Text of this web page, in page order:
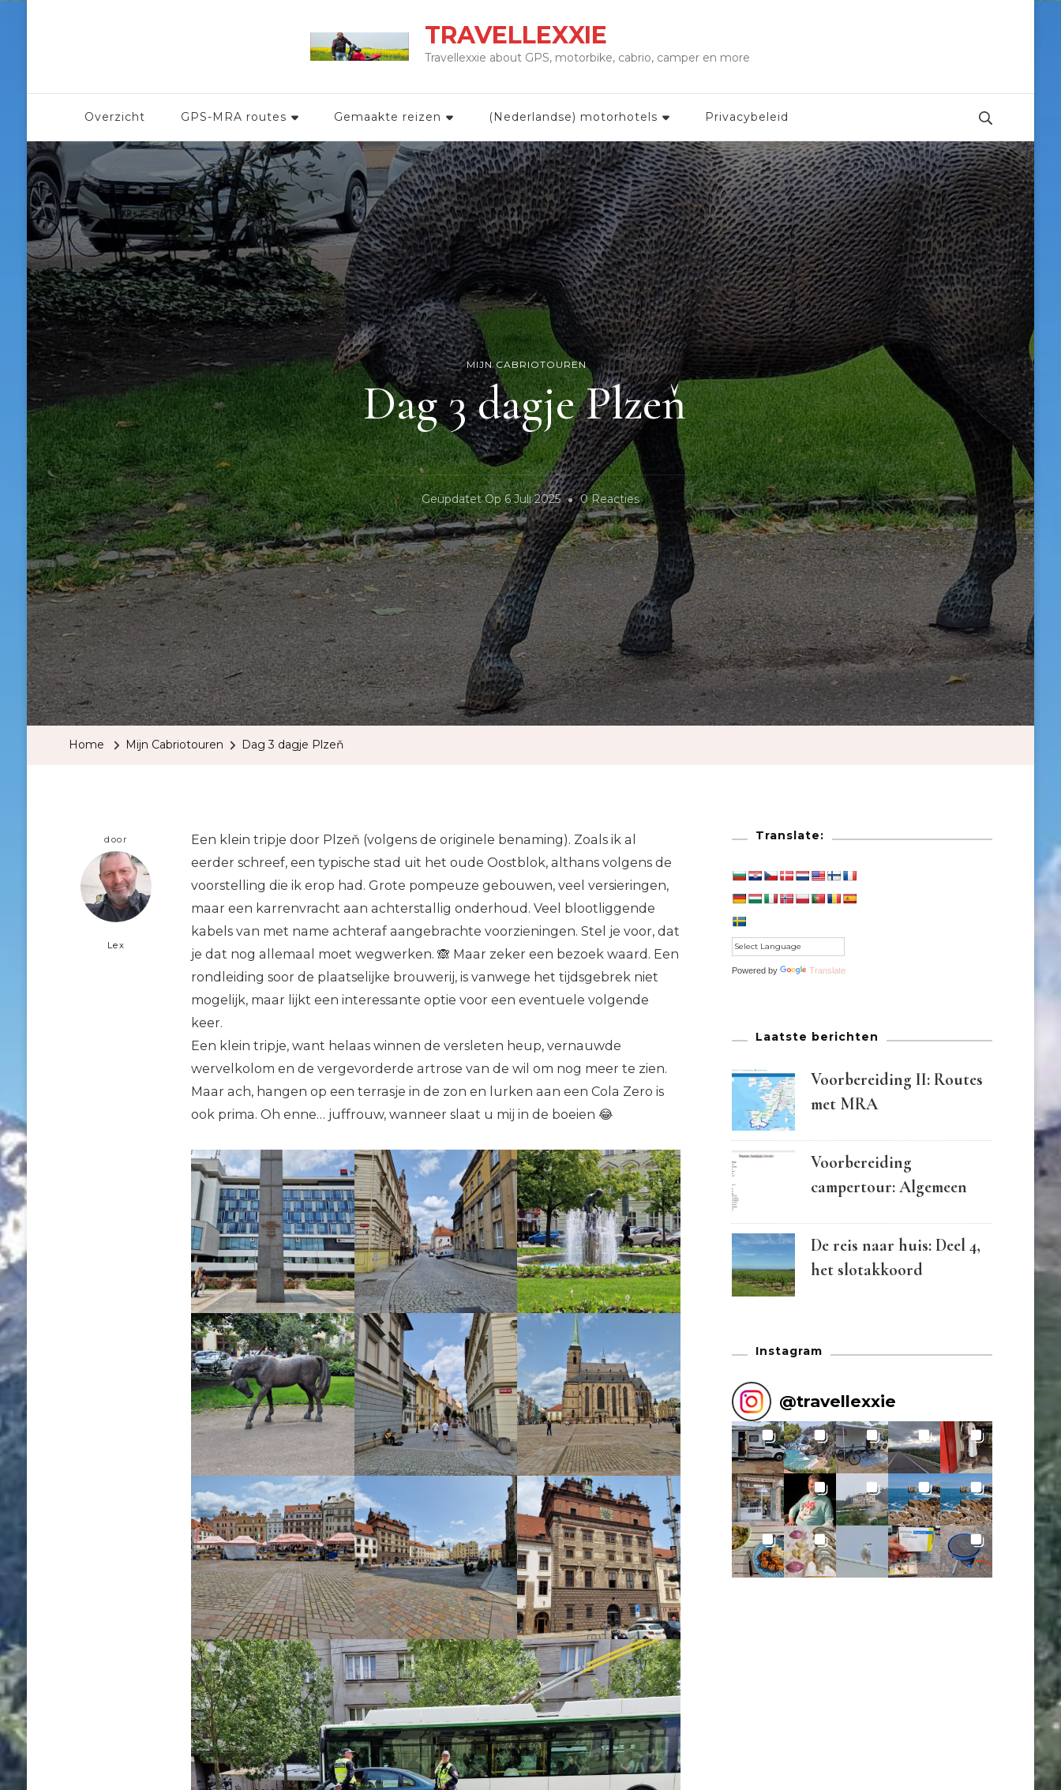
TRAVELLEXXIE
Travellexxie about GPS, motorbike, cabrio, camper en more
Overzicht GPS-MRA routes Gemaakte reizen (Nederlandse) motorhotels Privacybeleid
MIJN CABRIOTOUREN
Dag 3 dagje Plzeň
Geüpdatet Op6 Juli 2025 0 ReactiesOp
Dag
3
Dagje
Plzeň
Home Mijn Cabriotouren Dag 3 dagje Plzeň
door
Lex
Een klein tripje door Plzeň (volgens de originele benaming). Zoals ik al
eerder schreef, een typische stad uit het oude Oostblok, althans volgens de
voorstelling die ik erop had. Grote pompeuze gebouwen, veel versieringen,
maar een karrenvracht aan achterstallig onderhoud. Veel blootliggende
kabels van met name achteraf aangebrachte voorzieningen. Stel je voor, dat
je dat nog allemaal moet wegwerken. 🙈 Maar zeker een bezoek waard. Een
rondleiding soor de plaatselijke brouwerij, is vanwege het tijdsgebrek niet
mogelijk, maar lijkt een interessante optie voor een eventuele volgende
keer.
Een klein tripje, want helaas winnen de versleten heup, vernauwde
wervelkolom en de vergevorderde artrose van de wil om nog meer te zien.
Maar ach, hangen op een terrasje in de zon en lurken aan een Cola Zero is
ook prima. Oh enne… juffrouw, wanneer slaat u mij in de boeien 😂
Translate:
Powered by Translate
Laatste berichten
Voorbereiding II: Routes
met MRA
Voorbereiding
campertour: Algemeen
De reis naar huis: Deel 4,
het slotakkoord
Instagram
@travellexxie